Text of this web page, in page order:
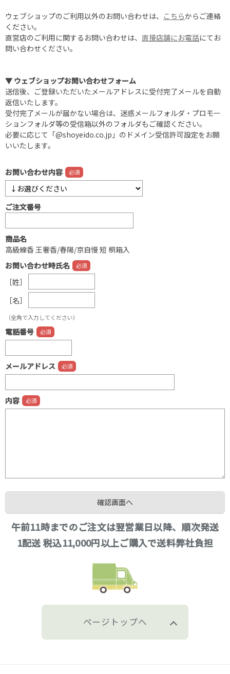
ウェブショップのご利用以外のお問い合わせは、 こちらからご連絡
ください。
直営店のご利用に関するお問い合わせは、 直接店舗にお電話にてお
問い合わせください。
▼ ウェブショップお問い合わせフォーム
送信後、ご登録いただいたメールアドレスに受付完了メールを自動
返信いたします。
受付完了メールが届かない場合は、迷惑メールフォルダ・プロモー
ションフォルダ等の受信箱以外のフォルダもご確認ください。
必要に応じて「@shoyeido.co.jp」のドメイン受信許可設定をお願
いいたします。
お問い合わせ内容
ご注文番号
商品名
高級線香 王奢香/春陽/京自慢 短 桐箱入
お問い合わせ時氏名
［姓］
［名］
（全角で入力してください）
電話番号
メールアドレス
内容
午前11時までのご注文は翌営業日以降、順次発送
1配送 税込11,000円以上ご購入で送料弊社負担
ページトップへ